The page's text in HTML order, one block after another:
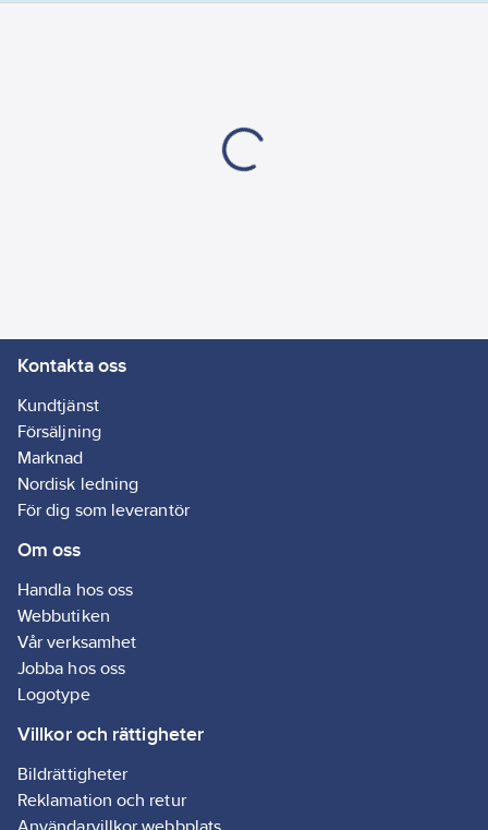
Kontakta oss
Kundtjänst
Försäljning
Marknad
Nordisk ledning
För dig som leverantör
Om oss
Handla hos oss
Webbutiken
Vår verksamhet
Jobba hos oss
Logotype
Villkor och rättigheter
Bildrättigheter
Reklamation och retur